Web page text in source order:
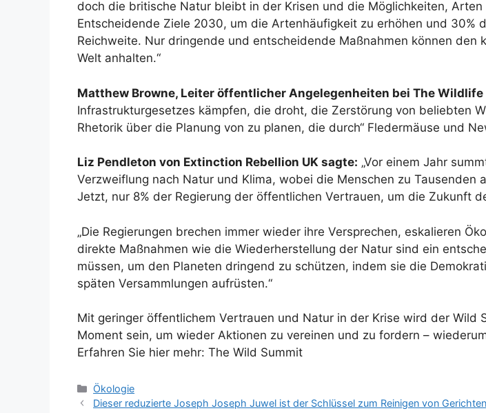
doch die britische Natur bleibt in der Krisen und die Möglichkeiten,
Entscheidende Ziele 2030, um die Artenhäufigkeit zu erhöhen und
Reichweite. Nur dringende und entscheidende Maßnahmen können
Welt anhalten.“
Matthew Browne, Leiter öffentlicher Angelegenheiten bei The Wildlife
Infrastrukturgesetzes kämpfen, die droht, die Zerstörung von beliebten
Rhetorik über die Planung von zu planen, die durch“ Fledermäuse und
Liz Pendleton von Extinction Rebellion UK sagte: „Vor einem Jahr
Verzweiflung nach Natur und Klima, wobei die Menschen zu
Jetzt, nur 8% der Regierung der öffentlichen Vertrauen, um die Zukunft
„Die Regierungen brechen immer wieder ihre Versprechen, eskalieren
direkte Maßnahmen wie die Wiederherstellung der Natur sind ein
müssen, um den Planeten dringend zu schützen, indem sie die
späten Versammlungen aufrüsten.“
Mit geringer öffentlichem Vertrauen und Natur in der Krise wird der Wild
Moment sein, um wieder Aktionen zu vereinen und zu fordern –
Erfahren Sie hier mehr: The Wild Summit
Kategorien
Ökologie
Dieser reduzierte Joseph Joseph Juwel ist der Schlüssel zum Reinigen von